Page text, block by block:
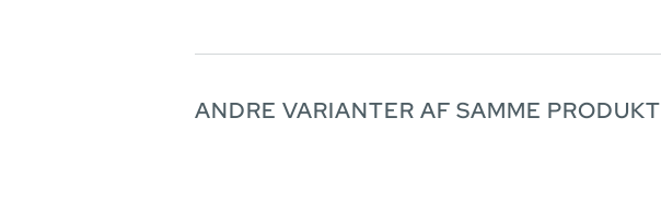
ANDRE VARIANTER AF SAMME PRODUKT